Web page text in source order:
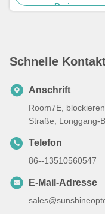
Preis
Schnelle
Anschrift
Room7E,
Straße, Longgang-
Telefon
86--13510560547
E-Mail-Adresse